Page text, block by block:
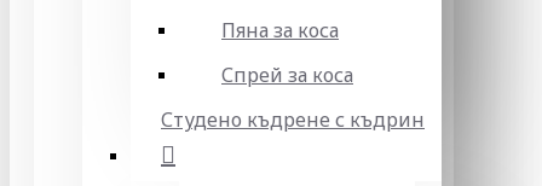
Пяна за коса
Спрей за коса
Студено къдрене с къдрин